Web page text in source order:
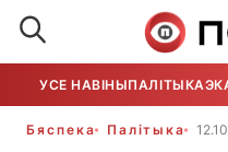
УСЕ НАВІНЫПАЛІТЫКА
Бяспека Палітыка